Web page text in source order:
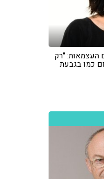
העצמאות: "רק
כמו בגבעת